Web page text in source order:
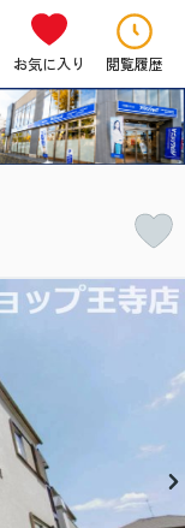
お気に入り 閲覧履歴